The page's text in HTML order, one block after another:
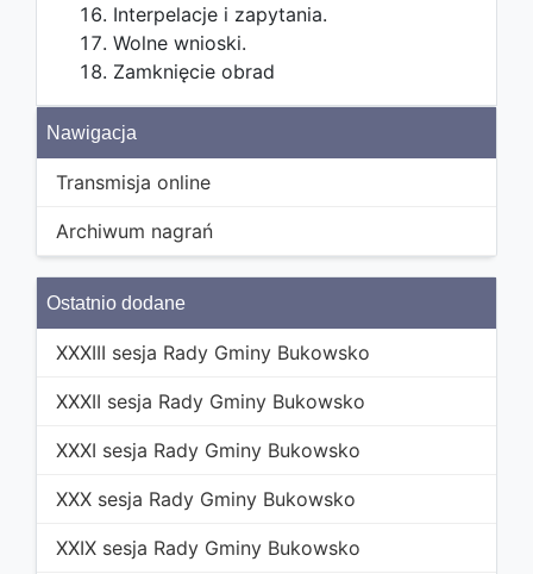
Interpelacje i zapytania.
Wolne wnioski.
Zamknięcie obrad
Nawigacja
Transmisja online
Archiwum nagrań
Ostatnio dodane
XXXIII sesja Rady Gminy Bukowsko
XXXII sesja Rady Gminy Bukowsko
XXXI sesja Rady Gminy Bukowsko
XXX sesja Rady Gminy Bukowsko
XXIX sesja Rady Gminy Bukowsko